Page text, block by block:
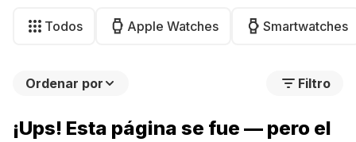
Todos Apple Watches Smartwatches
Ordenar por Filtro
¡Ups! Esta página se fue — pero el